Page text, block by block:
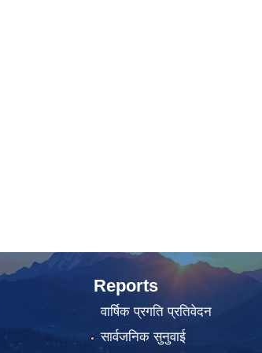
Reports
वार्षिक प्रगति प्रतिवेदन
सार्वजनिक सुनुवाई